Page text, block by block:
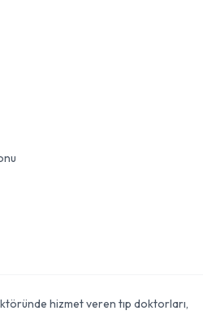
hizmet veren tıp doktorları,